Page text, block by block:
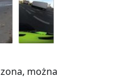
można